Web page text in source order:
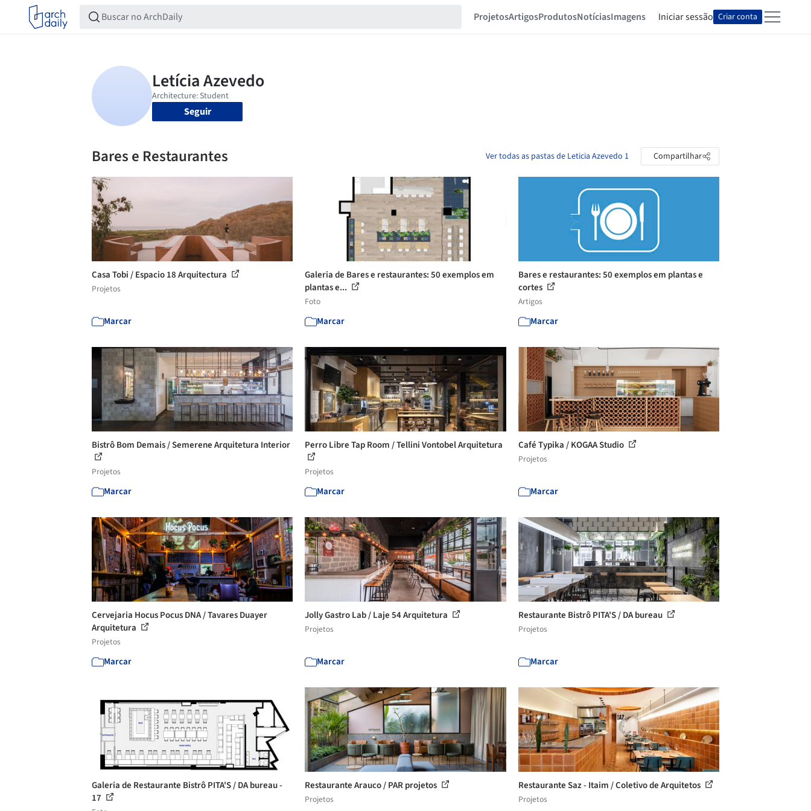
ProjetosArtigosProdutosNotíciasImagens Iniciar sessão Criar conta
Seguir
Bares e Restaurantes Ver todas as pastas de Leticia Azevedo 1 Compartilhar
Casa Tobi / Espacio 18 Arquitectura
Projetos
Marcar
Galeria de Bares e restaurantes: 50 exemplos em
plantas e...
Foto
Marcar
Bares e restaurantes: 50 exemplos em plantas e
cortes
Artigos
Marcar
Bistrô Bom Demais / Semerene Arquitetura Interior
Projetos
Marcar
Perro Libre Tap Room / Tellini Vontobel Arquitetura
Projetos
Marcar
Café Typika / KOGAA Studio
Projetos
Marcar
Cervejaria Hocus Pocus DNA / Tavares Duayer
Arquitetura
Projetos
Marcar
Jolly Gastro Lab / Laje 54 Arquitetura
Projetos
Marcar
Restaurante Bistrô PITA'S / DA bureau
Projetos
Marcar
Galeria de Restaurante Bistrô PITA'S / DA bureau -
17
Restaurante Arauco / PAR projetos
Projetos
Restaurante Saz - Itaim / Coletivo de Arquitetos
Projetos